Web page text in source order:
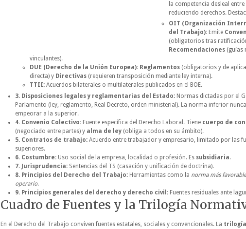
la competencia desleal entre
reduciendo derechos.
OIT (Organización
del Trabajo): Emite
(obligatorios tras
Recomendaciones (guías
vinculantes).
DUE (Derecho de la Unión Europea): Reglamentos (obligatorios y de
directa) y Directivas (requieren transposición mediante ley interna).
TTII: Acuerdos bilaterales o multilaterales publicados en el BOE.
3. Disposiciones legales y reglamentarias del Estado: Normas dictadas por el
Parlamento (ley, reglamento, Real Decreto, orden ministerial). La norma inferior
empeorar a la superior.
4. Convenio Colectivo: Fuente específica del Derecho Laboral. Tiene cuerpo de
(negociado entre partes) y alma de ley (obliga a todos en su ámbito).
5. Contratos de trabajo: Acuerdo entre trabajador y empresario, limitado por las
superiores.
6. Costumbre: Uso social de la empresa, localidad o profesión. Es subsidiaria.
7. Jurisprudencia: Sentencias del TS (casación y unificación de doctrina).
8. Principios del Derecho del Trabajo: Herramientas como la norma más favorable
operario.
9. Principios generales del derecho y derecho civil: Fuentes residuales ante
Cuadro de Fuentes y la Trilogía
En el Derecho del Trabajo conviven fuentes estatales, sociales y convencionales. La trilogía